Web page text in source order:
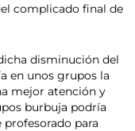
complicado final de
disminución del
en unos grupos la
mejor atención y
burbuja podría
profesorado para